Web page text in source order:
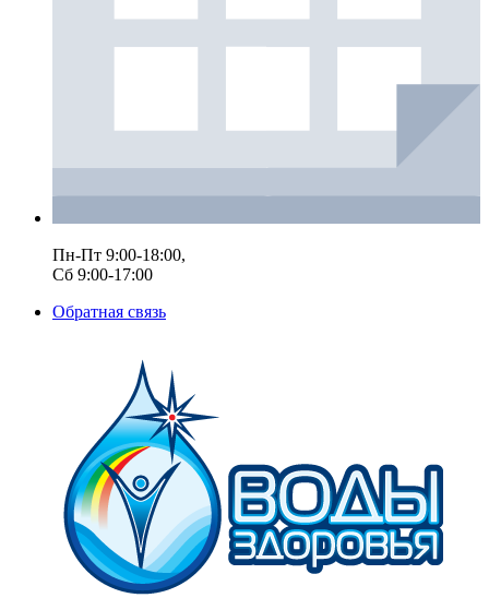
Пн-Пт 9:00-18:00,
Сб 9:00-17:00
Обратная связь